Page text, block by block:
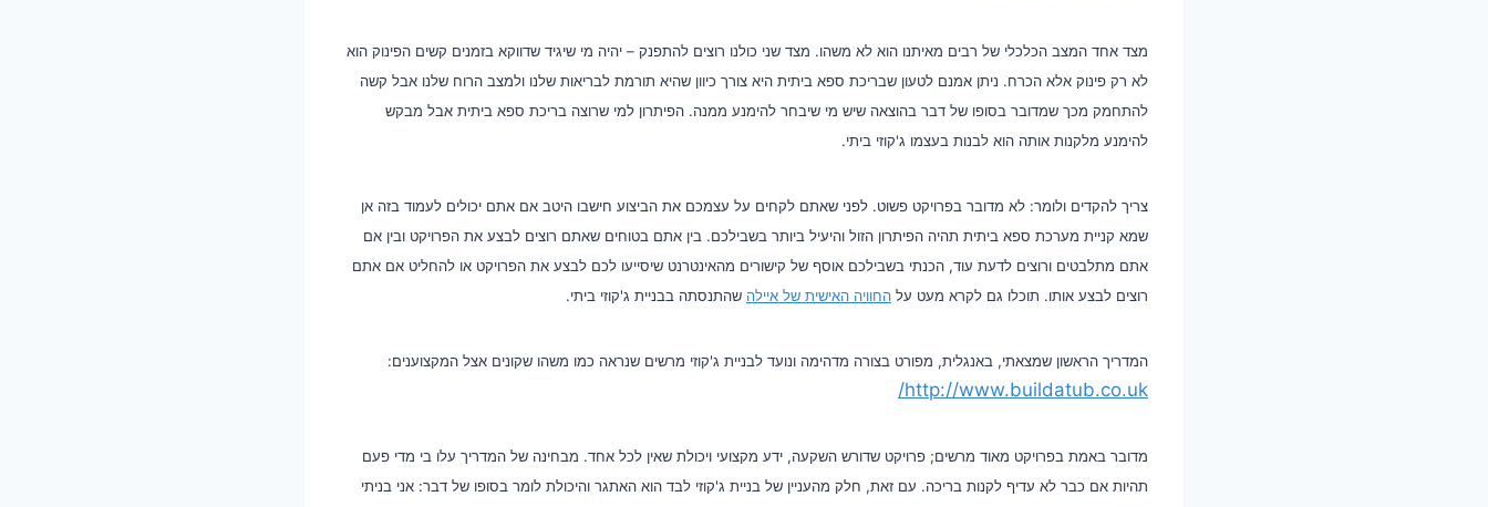
מצד אחד המצב הכלכלי של רבים מאיתנו הוא לא משהו. מצד שני כולנו רוצים להתפנק – יהיה מי שיגיד שדווקא בזמנים קשים הפינוק הוא
לא רק פינוק אלא הכרח. ניתן אמנם לטעון שבריכת ספא ביתית היא צורך כיוון שהיא תורמת לבריאות שלנו ולמצב הרוח שלנו אבל קשה
להתחמק מכך שמדובר בסופו של דבר בהוצאה שיש מי שיבחר להימנע ממנה. הפיתרון למי שרוצה בריכת ספא ביתית אבל מבקש
להימנע מלקנות אותה הוא לבנות בעצמו ג'קוזי ביתי.
צריך להקדים ולומר: לא מדובר בפרויקט פשוט. לפני שאתם לקחים על עצמכם את הביצוע חישבו היטב אם אתם יכולים לעמוד בזה אן
שמא קניית מערכת ספא ביתית תהיה הפיתרון הזול והיעיל ביותר בשבילכם. בין אתם בטוחים שאתם רוצים לבצע את הפרויקט ובין אם
אתם מתלבטים ורוצים לדעת עוד, הכנתי בשבילכם אוסף של קישורים מהאינטרנט שיסייעו לכם לבצע את הפרויקט או להחליט אם אתם
רוצים לבצע אותו. תוכלו גם לקרא מעט על החוויה האישית של איילה שהתנסתה בבניית ג'קוזי ביתי.
המדריך הראשון שמצאתי, באנגלית, מפורט בצורה מדהימה ונועד לבניית ג'קוזי מרשים שנראה כמו משהו שקונים אצל המקצוענים:
http://www.buildatub.co.uk/
מדובר באמת בפרויקט מאוד מרשים; פרויקט שדורש השקעה, ידע מקצועי ויכולת שאין לכל אחד. מבחינה של המדריך עלו בי מדי פעם
תהיות אם כבר לא עדיף לקנות בריכה. עם זאת, חלק מהעניין של בניית ג'קוזי לבד הוא האתגר והיכולת לומר בסופו של דבר: אני בניתי